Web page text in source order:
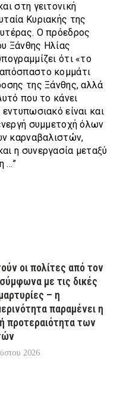
στη γειτονική
Κυριακής της
Ο πρόεδρος
Ξάνθης Ηλίας
ότι «το
κομμάτι
της Ξάνθης, αλλά
που το κάνει
είναι και
συμμετοχή όλων
καρναβαλιστών,
η συνεργασία μεταξύ
…”
οι πολίτες από τον
με τις δικές
– η
παραμένει η
προτεραιότητα των
2026